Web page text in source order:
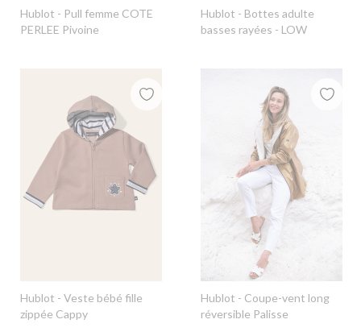
Hublot - Pull femme COTE
PERLEE Pivoine
Hublot - Bottes adulte
basses rayées - LOW
Hublot - Veste bébé fille
zippée Cappy
Hublot - Coupe-vent long
réversible Palisse